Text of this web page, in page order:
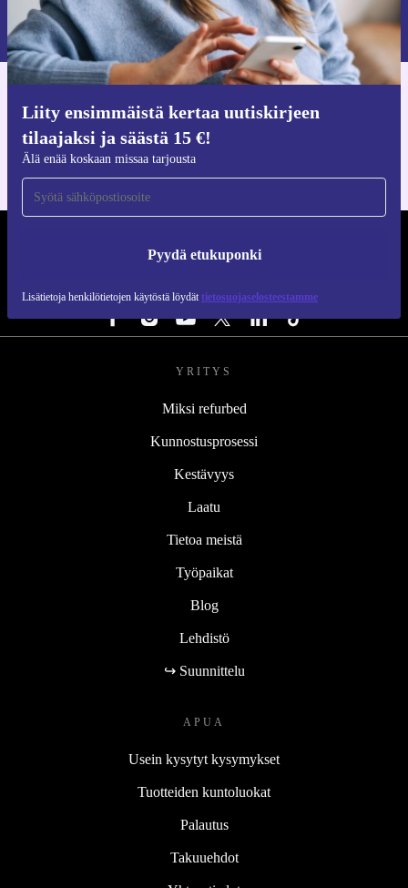
Liity ensimmäistä kertaa uutiskirjeen
tilaajaksi ja säästä 15 €!
Älä enää koskaan missaa tarjousta
Pyydä etukuponki
Lisätietoja henkilötietojen käytöstä löydät tietosuojaselosteestamme
Lisätietoja henkilötietojen käytöstä löydättietosuojaselosteestamme.
iOS:lle ja Androidille
YRITYS
Miksi refurbed
Kunnostusprosessi
Kestävyys
Laatu
Tietoa meistä
Työpaikat
Blog
Lehdistö
↪ Suunnittelu
APUA
Usein kysytyt kysymykset
Tuotteiden kuntoluokat
Palautus
Takuuehdot